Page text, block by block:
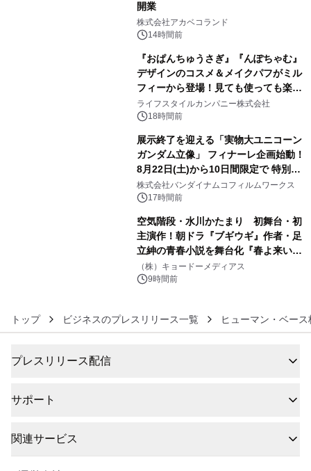
開業
株式会社アカベコランド
14時間前
『おぱんちゅうさぎ』『んぽちゃむ』
デザインのコスメ＆メイクパフがミル
フィーから登場！見ても使っても楽し
い、ポップでキュートなコレクショ
ン。
ライフスタイルカンパニー株式会社
18時間前
展示終了を迎える「実物大ユニコーン
ガンダム立像」 フィナーレ企画始動！
8月22日(土)から10日間限定で 特別映
像『UNICORN GUNDAM Statue ―
BEYOND POSSIBILITY ―』を上映！
株式会社バンダイナムコフィルムワークス
17時間前
空気階段・水川かたまり 初舞台・初
主演作！朝ドラ『ブギウギ』作者・足
立紳の青春小説を舞台化『春よ来い、
マジで来い』キービジュアル解禁！
（株）キョードーメディアス
9時間前
トップ ビジネスのプレスリリース一覧 ヒューマン・ベー
プレスリリース配信
サポート
関連サービス